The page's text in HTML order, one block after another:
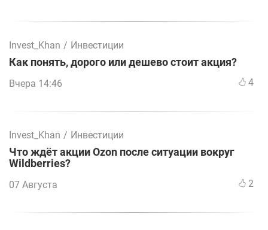
Invest_Khan / Инвестиции
Как понять, дорого или дешево стоит акция?
Вчера 14:46 4
Invest_Khan / Инвестиции
Что ждёт акции Ozon после ситуации вокруг
Wildberries?
07 Августа 2